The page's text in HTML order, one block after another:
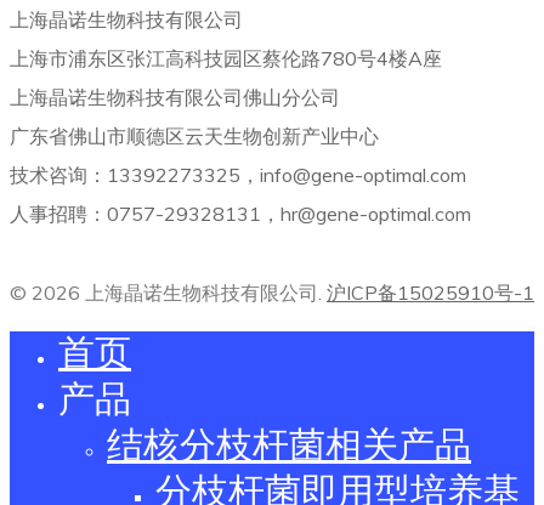
上海晶诺生物科技有限公司
上海市浦东区张江高科技园区蔡伦路780号4楼A座
上海晶诺生物科技有限公司佛山分公司
广东省佛山市顺德区云天生物创新产业中心
技术咨询：13392273325，info@gene-optimal.com
人事招聘：0757-29328131，hr@gene-optimal.com
© 2026 上海晶诺生物科技有限公司. 沪ICP备15025910号-1
首页
产品
结核分枝杆菌相关产品
分枝杆菌即用型培养基